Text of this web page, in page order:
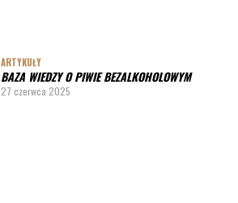
ARTYKUŁY
BAZA WIEDZY O PIWIE BEZALKOHOLOWYM
27 czerwca 2025